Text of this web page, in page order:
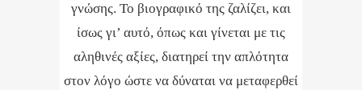
γνώσης. Το βιογραφικό της ζαλίζει, και
ίσως γι’ αυτό, όπως και γίνεται με τις
αληθινές αξίες, διατηρεί την απλότητα
στον λόγο ώστε να δύναται να μεταφερθεί